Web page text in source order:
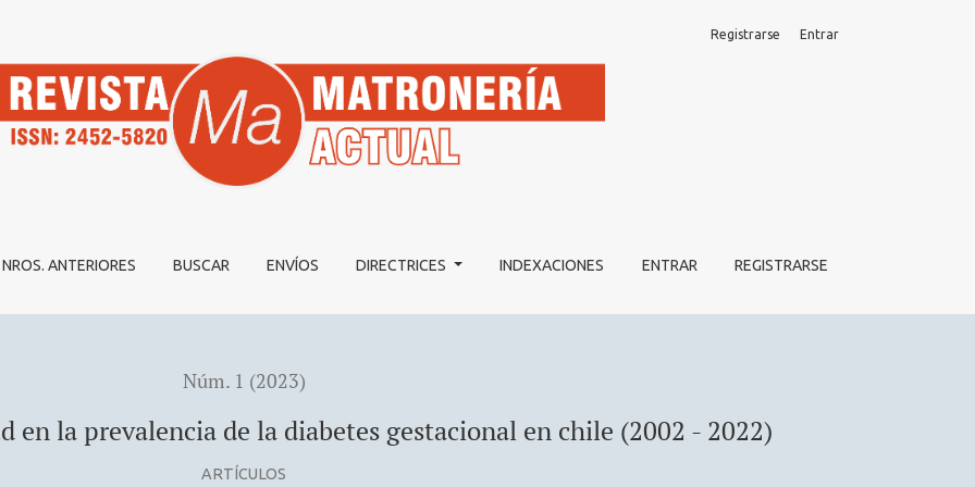
la diabetes gestacional en chile (2002 - 2022)
NROS. ANTERIORES BUSCAR ENVÍOS DIRECTRICES INDEXACIONES ENTRAR REGISTRARSE
Registrarse Entrar
Núm. 1 (2023)
en la prevalencia de la diabetes gestacional en chile (2002 - 2022)
ARTÍCULOS